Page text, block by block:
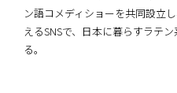
ン語コメディショーを共同設立
えるSNSで、日本に暮らすラテ
る。